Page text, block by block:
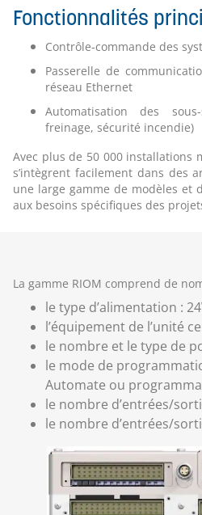
Fonctionnalités
Contrôle-commande des
Passerelle de
réseau Ethernet
Automatisation des
freinage, sécurité incendie)
Avec plus de 50 000 installations
s’intègrent facilement dans des
une large gamme de modèles et
aux besoins spécifiques des
La gamme RIOM comprend de
le type d’alimentation :
l’équipement de l’unité
le nombre et le type de
le mode de
Automate ou
le nombre d’entrées/
le nombre d’entrées/